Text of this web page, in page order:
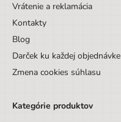
Vrátenie a reklamácia
Kontakty
Blog
Darček ku každej objednávke
Zmena cookies súhlasu
Kategórie produktov